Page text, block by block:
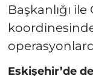
Başkanlığı
Eskişehir’de